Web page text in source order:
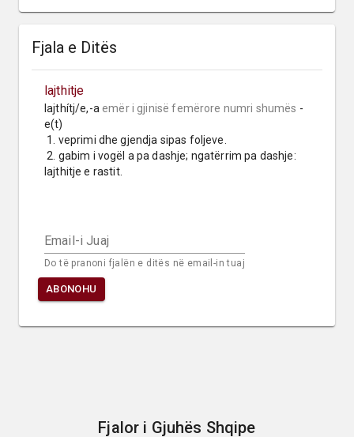
Fjala e Ditës
lajthitje
lajthítj/e,-a emër i gjinisë femërore numri shumës -
e(t)
2. gabim i vogël a pa dashje; ngatërrim pa dashje:
lajthitje e rastit.
Email-i Juaj
Do të pranoni fjalën e ditës në email-in tuaj
ABONOHU
Fjalor i Gjuhës Shqipe